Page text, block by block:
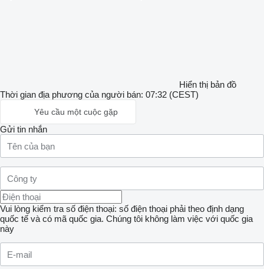
Hiển thị bản đồ
Thời gian địa phương của người bán: 07:32 (CEST)
Yêu cầu một cuộc gặp
Gửi tin nhắn
Vui lòng kiểm tra số điện thoại: số điện thoại phải theo định dạng
quốc tế và có mã quốc gia. Chúng tôi không làm việc với quốc gia
này